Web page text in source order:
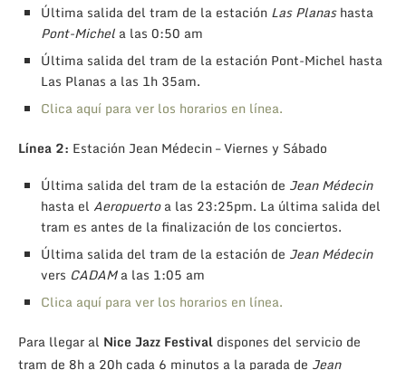
Última salida del tram de la estación Las Planashasta
Pont-Michel a las 0:50 am
Última salida del tram de la estación Pont-Michel hasta
Las Planas a las 1h 35am.
Clica aquí para ver los horarios en línea.
Línea 2: Estación Jean Médecin – Viernes y Sábado
Última salida del tram de la estación de Jean Médecin
hasta el Aeropuertoa las 23:25pm. La última salida del
tram es antes de la finalización de los conciertos.
Última salida del tram de la estación de Jean Médecin
vers CADAMa las 1:05 am
Clica aquí para ver los horarios en línea.
Para llegar al Nice Jazz Festival dispones del servicio de
tram de 8h a 20h cada 6 minutos a la parada de Jean